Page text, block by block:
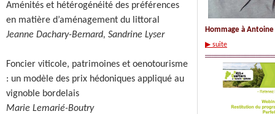
Aménités et hétérogénéité des préférences
en matière d’aménagement du littoral
Jeanne Dachary-Bernard, Sandrine Lyser
Foncier viticole, patrimoines et oenotourisme
: un modèle des prix hédoniques appliqué au
vignoble bordelais
Marie Lemarié-Boutry
Hommage à Antoine
▶ suite